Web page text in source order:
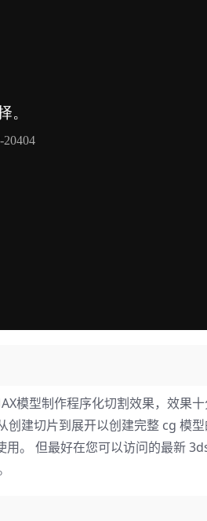
模型制作程序化切割效果，效果十
建切片到展开以创建完整 cg 模
。 但最好在您可以访问的最新